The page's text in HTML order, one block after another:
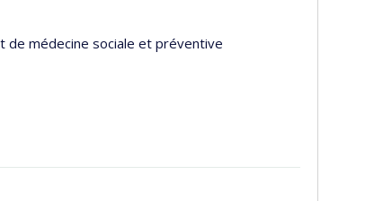
de médecine sociale et préventive